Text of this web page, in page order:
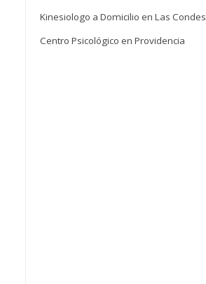
Kinesiologo a Domicilio en Las Condes
Centro Psicológico en Providencia